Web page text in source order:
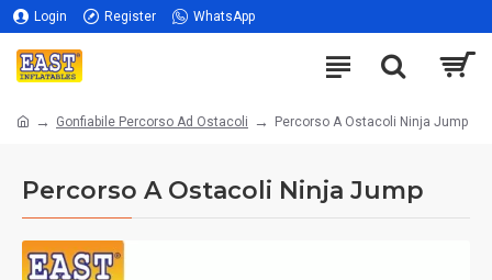
Login Register WhatsApp
Gonfiabile Percorso Ad Ostacoli Percorso A Ostacoli Ninja Jump
Percorso A Ostacoli Ninja Jump